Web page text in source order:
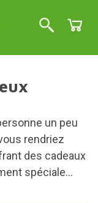
un peu
rendriez
des cadeaux
spéciale...